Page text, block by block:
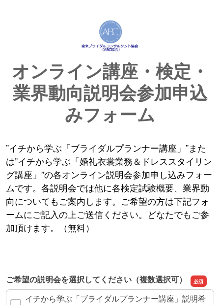
オンライン講座・検定・
業界動向説明会参加申込
みフォーム
”イチから学ぶ「ブライダルプランナー講座」”また
は”イチから学ぶ「婚礼衣裳業務＆ドレススタイリン
グ講座」”の各オンライン説明会参加申し込みフォー
ムです。各説明会では他に各検定試験概要、業界動
向についてもご案内します。ご希望の方は下記フォ
ームにご記入の上ご送信ください。どなたでもご参
加頂けます。（無料）
ご希望の説明会を選択してください（複数選択可）
イチから学ぶ「ブライダルプランナー講座」説明希